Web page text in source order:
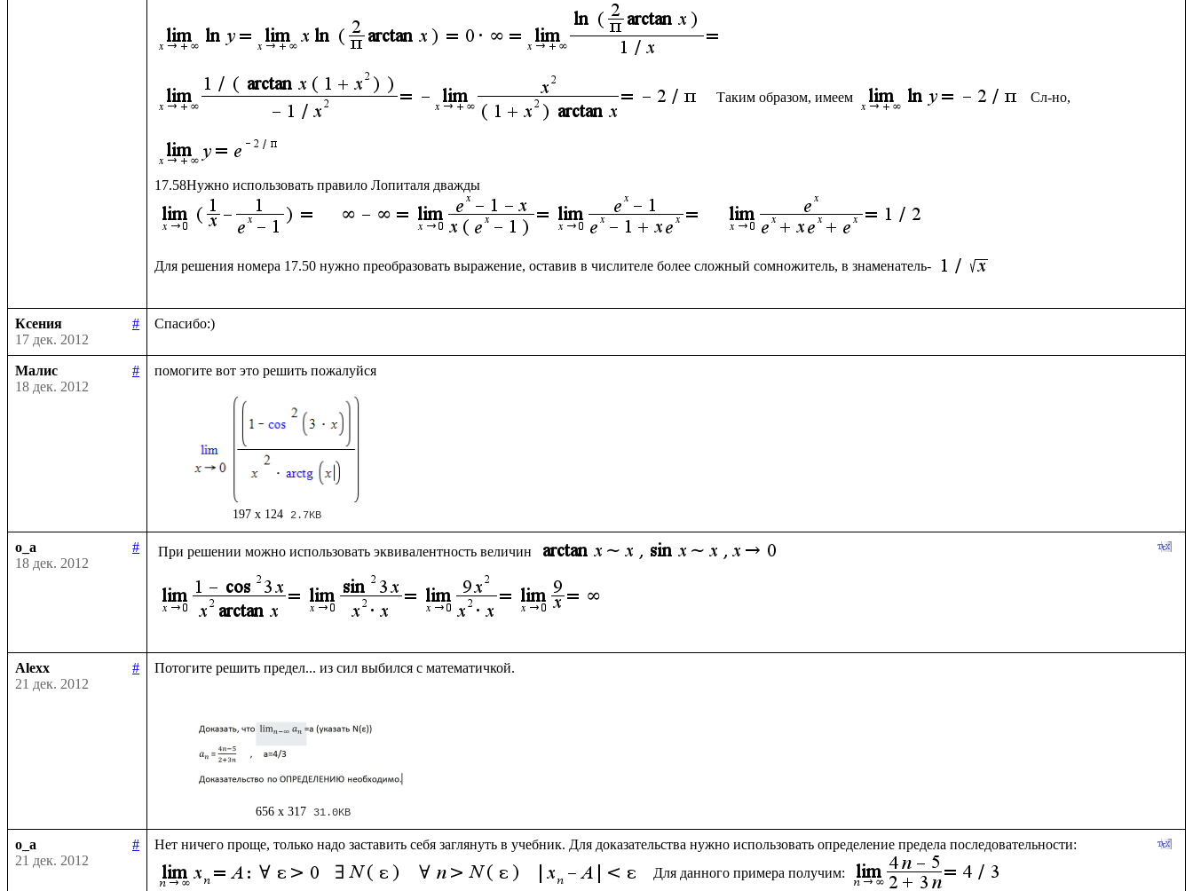
Таким образом, имеем Сл-но,
Для решения номера 17.50 нужно преобразовать выражение, оставив в числителе более сложный сомножитель, в знаменатель-
Ксения
#
17 дек. 2012
Малис
#
18 дек. 2012
197 x 124 2.7KB
o_a
#
18 дек. 2012
При решении можно использовать эквивалентность величин
Alexx
#
21 дек. 2012
656 x 317 31.0KB
o_a
#
21 дек. 2012
Нет ничего проще, только надо заставить себя заглянуть в учебник. Для доказательства нужно использовать определение предела последовательности:
Для данного примера получим: